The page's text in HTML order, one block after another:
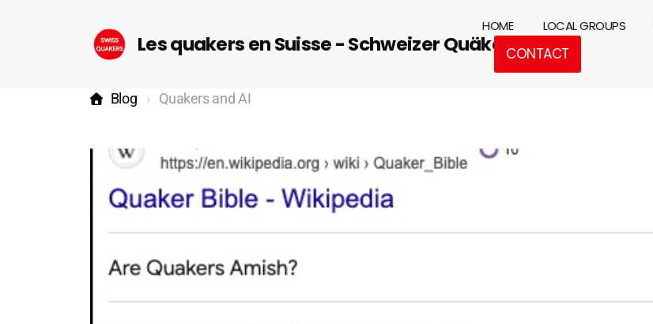
Les quakers en Suisse - Schweizer Quäker
HOME LOCAL GROUPS
CONTACT
Blog Quakers and AI